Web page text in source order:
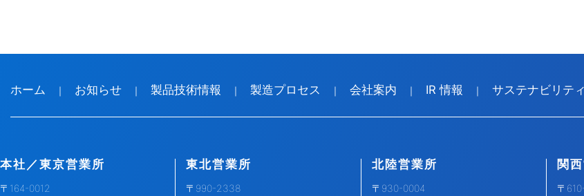
ホーム ｜ お知らせ ｜ 製品技術情報 ｜ 製造プロセス ｜ 会社案内 ｜ IR 情報 ｜ サステナビリティ
本社／東京営業所
〒164-0012
東北営業所
〒990-2338
北陸営業所
〒930-0004
関
〒